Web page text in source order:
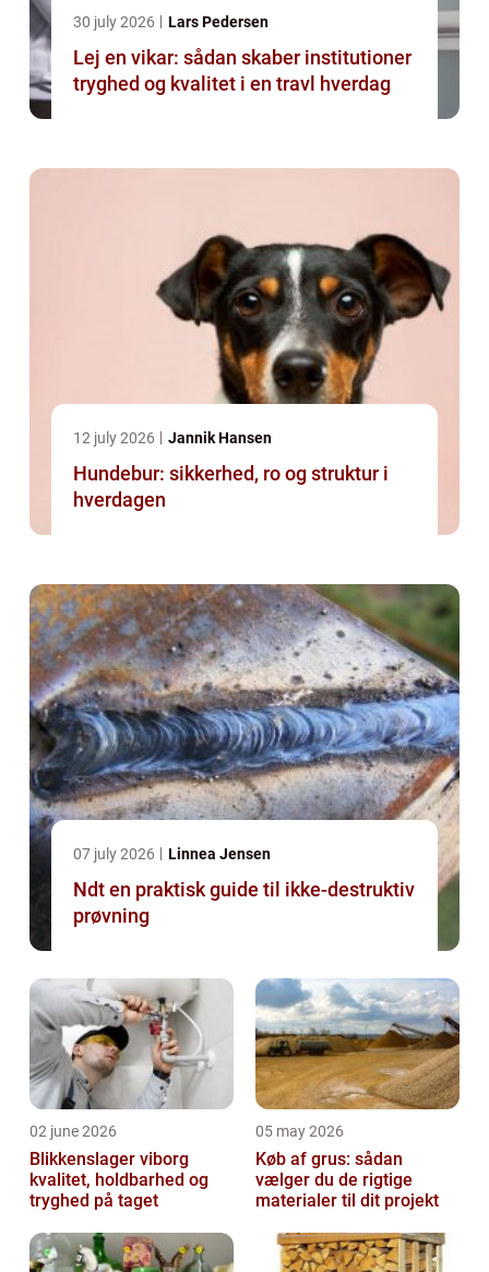
30 july 2026 Lars Pedersen
Lej en vikar: sådan skaber institutioner
tryghed og kvalitet i en travl hverdag
12 july 2026 Jannik Hansen
Hundebur: sikkerhed, ro og struktur i
hverdagen
07 july 2026 Linnea Jensen
Ndt en praktisk guide til ikke-destruktiv
prøvning
02 june 2026
Blikkenslager viborg
kvalitet, holdbarhed og
tryghed på taget
05 may 2026
Køb af grus: sådan
vælger du de rigtige
materialer til dit projekt